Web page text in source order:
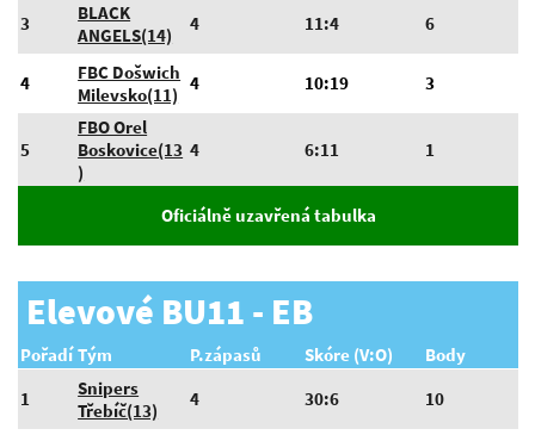
3
BLACK
ANGELS(14)
4 11:4 6
4
FBC Došwich
Milevsko(11)
4 10:19 3
5
FBO Orel
Boskovice(13
)
4 6:11 1
Oficiálně uzavřená tabulka
Elevové BU11 - EB
Pořadí Tým P.zápasů Skóre (V:O)
Body
1
Snipers
Třebíč(13)
4 30:6 10